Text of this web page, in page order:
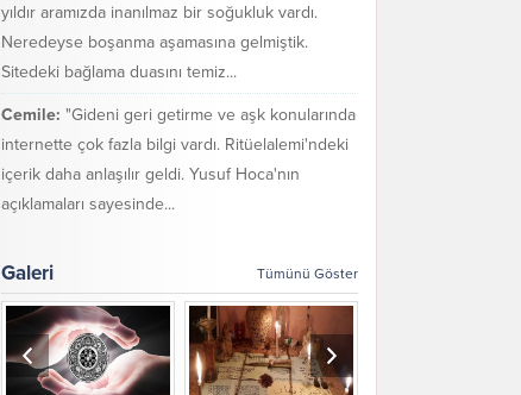
yıldır aramızda inanılmaz bir soğukluk vardı.
Neredeyse boşanma aşamasına gelmiştik.
Sitedeki bağlama duasını temiz...
Cemile: "Gideni geri getirme ve aşk konularında
internette çok fazla bilgi vardı. Ritüelalemi'ndeki
içerik daha anlaşılır geldi. Yusuf Hoca'nın
açıklamaları sayesinde...
Galeri Tümünü Göster